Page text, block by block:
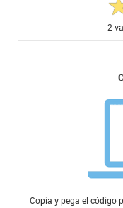
2
Copia y pega el código